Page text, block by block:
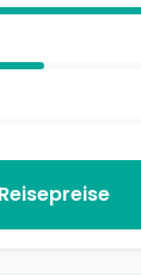
Reisepreise